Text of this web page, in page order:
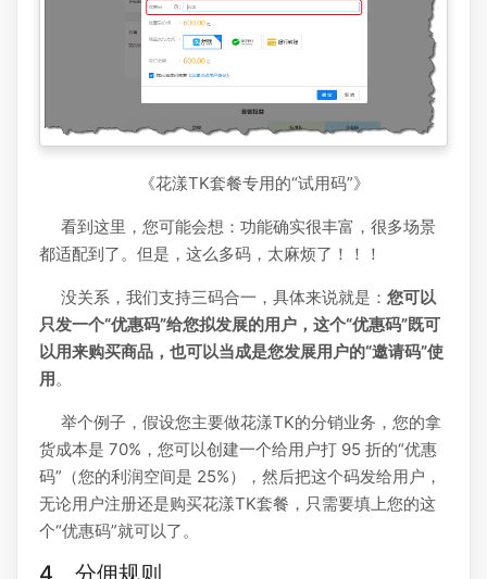
《花漾TK套餐专用的“试用码”》
看到这里，您可能会想：功能确实很丰富，很多场景
都适配到了。但是，这么多码，太麻烦了！！！
没关系，我们支持三码合一，具体来说就是： 您可以
只发一个“优惠码”给您拟发展的用户，这个“优惠码”既可
以用来购买商品，也可以当成是您发展用户的“邀请码”使
用。
举个例子，假设您主要做花漾TK的分销业务，您的拿
货成本是 70%，您可以创建一个给用户打 95 折的“优惠
码”（您的利润空间是 25%），然后把这个码发给用户，
无论用户注册还是购买花漾TK套餐，只需要填上您的这
个“优惠码”就可以了。